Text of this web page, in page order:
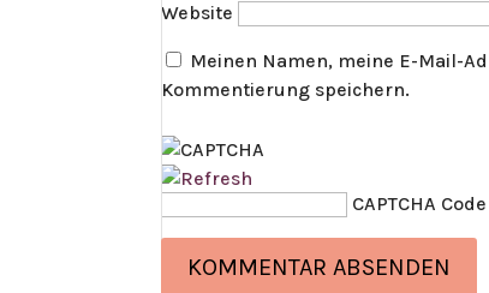
Website
Meinen Namen, meine E-Mail-
Kommentierung speichern.
CAPTCHA Code